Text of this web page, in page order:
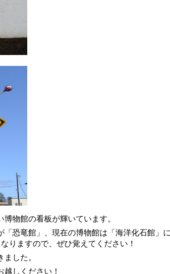
物館の看板が輝いています。
恐竜館」、現在の博物館は「海洋化石館」に
りますので、ぜひ覚えてください！
した。
しください！